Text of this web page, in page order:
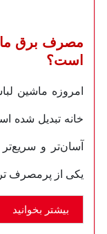
مصرف برق
است؟
امروزه ماشین
خانه تبدیل شده
آسان‌تر و
یکی از پرمصرف‌
بیشتر بخوانید